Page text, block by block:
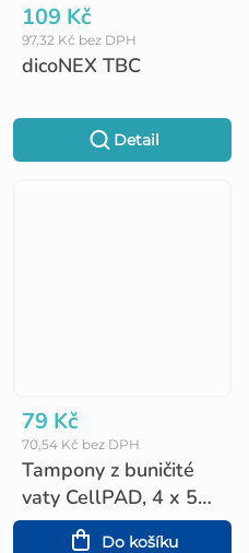
dicoNEX TBC
97,32 Kč bez DPH
109 Kč
Detail
Tampony z buničité
vaty CellPAD, 4 x 5
cm, 2 x 500 ks
70,54 Kč bez DPH
79 Kč
Do košíku